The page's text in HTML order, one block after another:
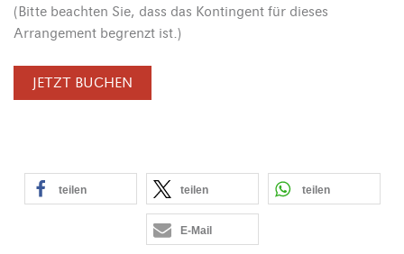
(Bitte beachten Sie, dass das Kontingent für dieses
Arrangement begrenzt ist.)
JETZT BUCHEN
teilen teilen teilen
E-Mail